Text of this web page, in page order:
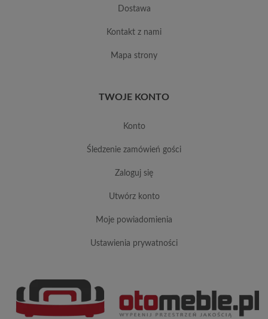
dostawa
kontakt z nami
mapa strony
TWOJE KONTO
konto
śledzenie zamówień gości
zaloguj się
utwórz konto
moje powiadomienia
ustawienia prywatności